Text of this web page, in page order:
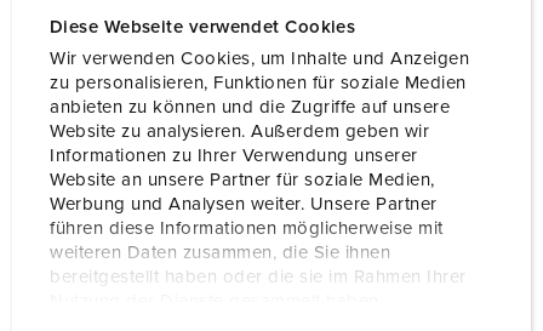
Diese Webseite verwendet Cookies
Wir verwenden Cookies, um Inhalte und Anzeigen
zu personalisieren, Funktionen für soziale Medien
anbieten zu können und die Zugriffe auf unsere
Website zu analysieren. Außerdem geben wir
Informationen zu Ihrer Verwendung unserer
Website an unsere Partner für soziale Medien,
Werbung und Analysen weiter. Unsere Partner
führen diese Informationen möglicherweise mit
weiteren Daten zusammen, die Sie ihnen
bereitgestellt haben oder die sie im Rahmen Ihrer
Breite 135 mm